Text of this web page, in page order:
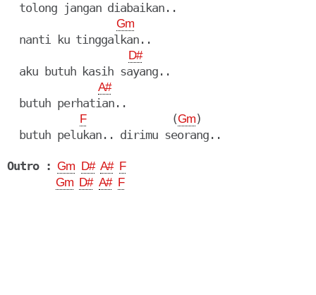
  tolong jangan diabaikan..
Gm
  nanti ku tinggalkan..
D#
  aku butuh kasih sayang..
A#
  butuh perhatian..
F
              (
Gm)
  butuh pelukan.. dirimu seorang..
Outro : Gm D# A# F
Gm D# A# F